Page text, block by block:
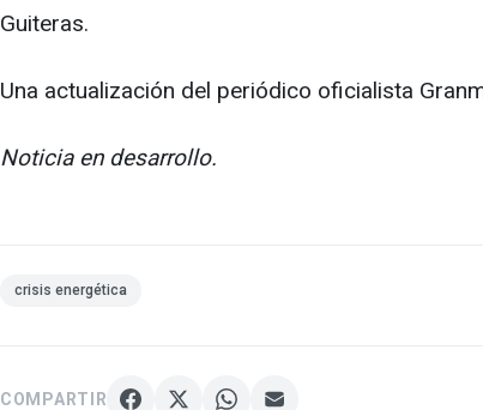
Guiteras.
Una actualización del periódico oficialista
Noticia en desarrollo.
crisis energética
COMPARTIR